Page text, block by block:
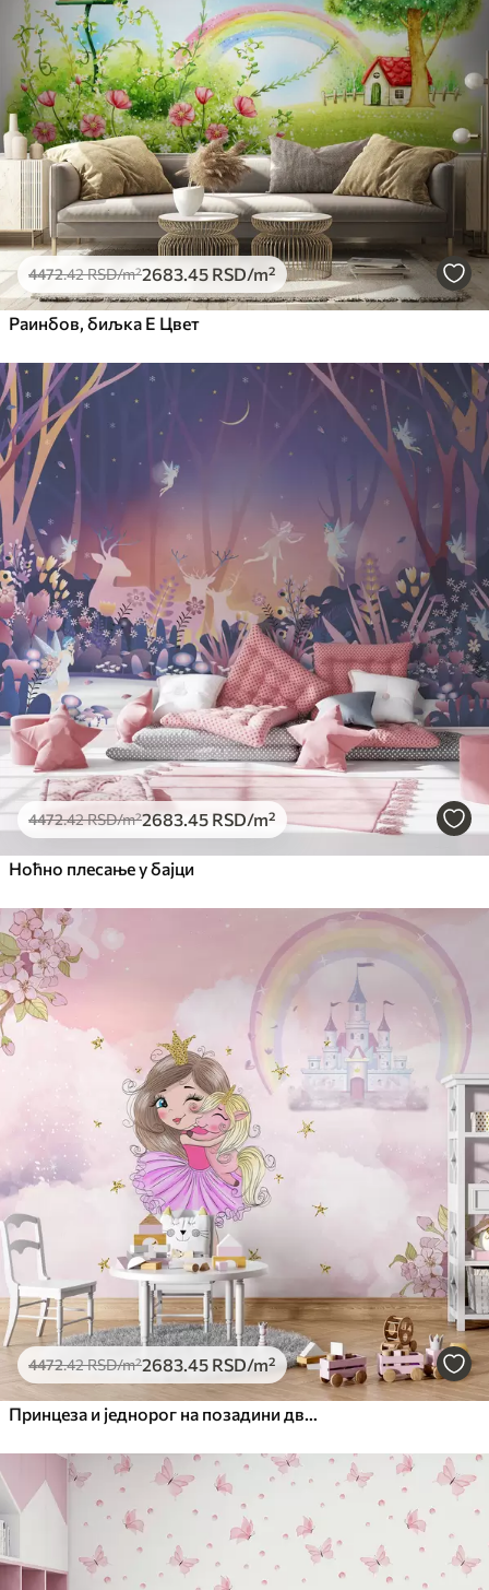
4472.42RSD/m²2683.45 RSD/m²
Раинбов, биљка Е Цвет
4472.42RSD/m²2683.45 RSD/m²
Ноћно плесање у бајци
4472.42RSD/m²2683.45 RSD/m²
Принцеза и једнорог на позадини дворца са дугом